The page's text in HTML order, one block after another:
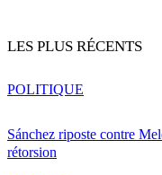
LES PLUS RÉCENTS
Sánchez riposte contre
rétorsion
POLITIQUE